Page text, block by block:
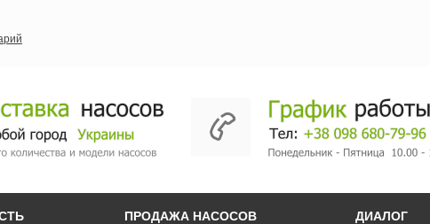
ПРОДАЖА НАСОСОВ ДИАЛОГ